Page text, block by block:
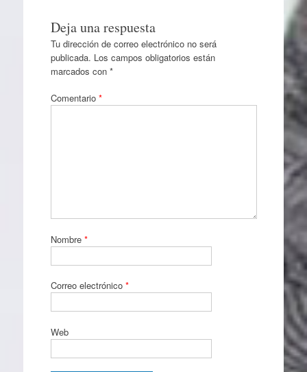
Deja una respuesta
Tu dirección de correo electrónico no será
publicada. Los campos obligatorios están
marcados con *
Comentario *
Nombre *
Correo electrónico *
Web